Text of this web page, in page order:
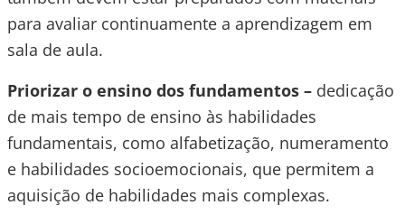
para avaliar continuamente a aprendizagem em
sala de aula.
Priorizar o ensino dos fundamentos – dedicação
de mais tempo de ensino às habilidades
fundamentais, como alfabetização, numeramento
e habilidades socioemocionais, que permitem a
aquisição de habilidades mais complexas.